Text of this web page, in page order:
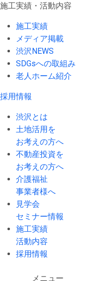
施工実績・活動内容
施工実績
メディア掲載
渋沢NEWS
SDGsへの取組み
老人ホーム紹介
採用情報
渋沢とは
土地活用を
お考えの方へ
不動産投資を
お考えの方へ
介護福祉
事業者様へ
見学会
セミナー情報
施工実績
活動内容
採用情報
メニュー